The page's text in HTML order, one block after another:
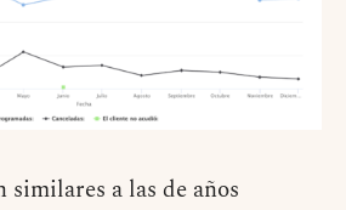
similares a las de años